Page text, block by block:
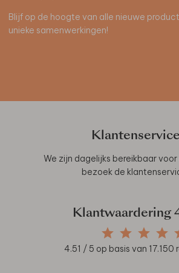
Blijf op de hoogte van alle nieuwe
unieke samenwerkingen!
Klantenservice
We zijn dagelijks bereikbaar voor
bezoek de
Klantwaardering
4.51 / 5 op basis van 17.150